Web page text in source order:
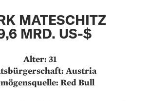
MATESCHITZ
MRD. US-$
Alter: 31
Austria
Red Bull